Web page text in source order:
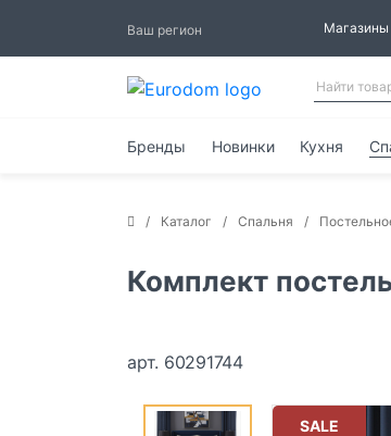
Ваш регион Магазины
Бренды Новинки Кухня
Каталог Спальня
Комплект
арт. 60291744
SALE